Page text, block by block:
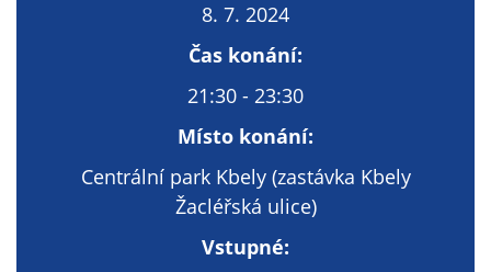
8. 7. 2024
Čas konání:
21:30 - 23:30
Místo konání:
Centrální park Kbely (zastávka Kbely
Žacléřská ulice)
Vstupné:
Technické
cookies
cookies jsou
nezbytné pro
fungování
webu a všech
nabízí.